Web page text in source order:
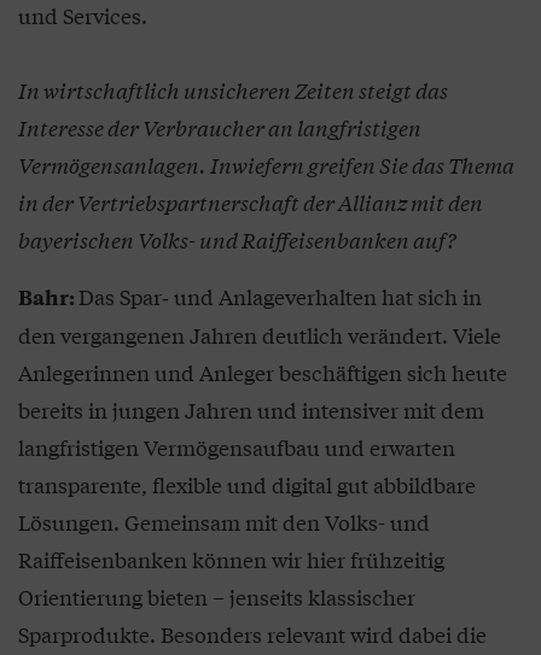
und Services.
In wirtschaftlich unsicheren Zeiten steigt das
Interesse der Verbraucher an langfristigen
Vermögensanlagen. Inwiefern greifen Sie das Thema
in der Vertriebspartnerschaft der Allianz mit den
bayerischen Volks- und Raiffeisenbanken auf?
Bahr:Das Spar‑ und Anlageverhalten hat sich in
den vergangenen Jahren deutlich verändert. Viele
Anlegerinnen und Anleger beschäftigen sich heute
bereits in jungen Jahren und intensiver mit dem
langfristigen Vermögensaufbau und erwarten
transparente, flexible und digital gut abbildbare
Lösungen. Gemeinsam mit den Volks- und
Raiffeisenbanken können wir hier frühzeitig
Orientierung bieten – jenseits klassischer
Sparprodukte. Besonders relevant wird dabei die